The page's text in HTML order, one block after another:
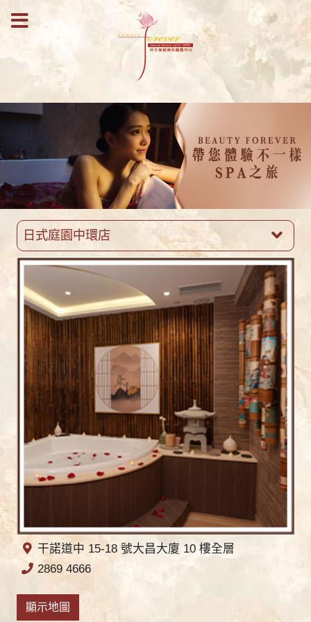
日式庭園中環店
干諾道中 15-18 號大昌大廈 10 樓全層
2869 4666
顯示地圖